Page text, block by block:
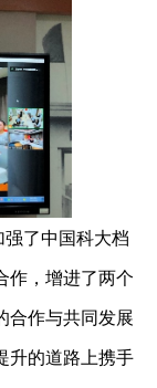
了中国科大档
作，增进了两个
合作与共同发展
升的道路上携手